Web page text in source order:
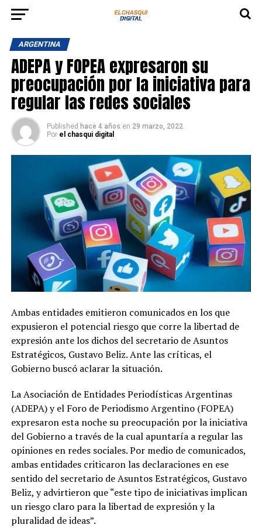
ARGENTINA
ADEPA y FOPEA expresaron su
preocupación por la iniciativa para
regular las redes sociales
Published hace 4 años en 29 marzo, 2022
Por el chasqui digital
Ambas entidades emitieron comunicados en los que
expusieron el potencial riesgo que corre la libertad de
expresión ante los dichos del secretario de Asuntos
Estratégicos, Gustavo Beliz. Ante las críticas, el
Gobierno buscó aclarar la situación.
La Asociación de Entidades Periodísticas Argentinas
(ADEPA) y el Foro de Periodismo Argentino (FOPEA)
expresaron esta noche su preocupación por la iniciativa
del Gobierno a través de la cual apuntaría a regular las
opiniones en redes sociales. Por medio de comunicados,
ambas entidades criticaron las declaraciones en ese
sentido del secretario de Asuntos Estratégicos, Gustavo
Beliz, y advirtieron que “este tipo de iniciativas implican
un riesgo claro para la libertad de expresión y la
pluralidad de ideas”.